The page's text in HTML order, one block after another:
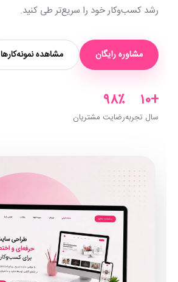
رشد کسب‌وکار خود را سریع‌تر طی کنید.
مشاوره رایگان مشاهده نمونه‌کارها
+۱۰
سال تجربه
۹۸٪
رضایت مشتریان